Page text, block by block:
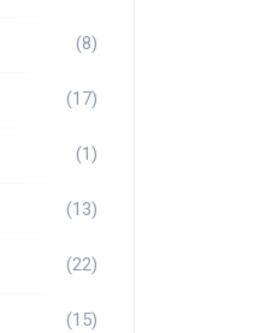
(8)
(17)
(1)
(13)
(22)
(15)